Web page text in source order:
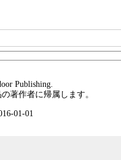
Publishing.
著作者に帰属します。
01-01